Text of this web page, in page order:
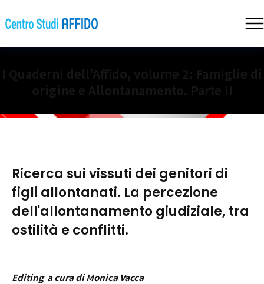
Ricerca sui vissuti dei genitori di
figli allontanati. La percezione
dell'allontanamento giudiziale, tra
ostilità e conflitti.
Editing a cura di Monica Vacca